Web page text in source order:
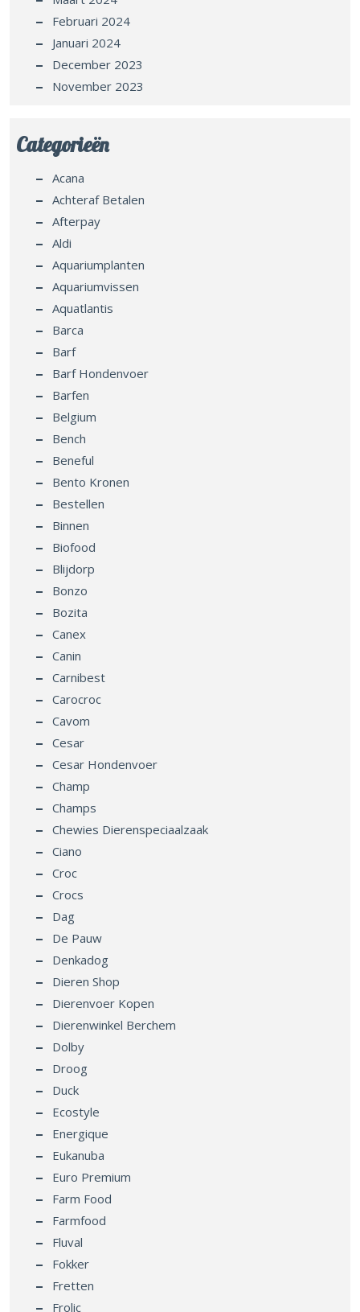
Februari 2024
Januari 2024
December 2023
November 2023
Categorieën
Acana
Achteraf Betalen
Afterpay
Aldi
Aquariumplanten
Aquariumvissen
Aquatlantis
Barca
Barf
Barf Hondenvoer
Barfen
Belgium
Bench
Beneful
Bento Kronen
Bestellen
Binnen
Biofood
Blijdorp
Bonzo
Bozita
Canex
Canin
Carnibest
Carocroc
Cavom
Cesar
Cesar Hondenvoer
Champ
Champs
Chewies Dierenspeciaalzaak
Ciano
Croc
Crocs
Dag
De Pauw
Denkadog
Dieren Shop
Dierenvoer Kopen
Dierenwinkel Berchem
Dolby
Droog
Duck
Ecostyle
Energique
Eukanuba
Euro Premium
Farm Food
Farmfood
Fluval
Fokker
Fretten
Frolic